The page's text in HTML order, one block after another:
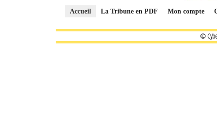
Accueil La Tribune en PDF Mon compte
©